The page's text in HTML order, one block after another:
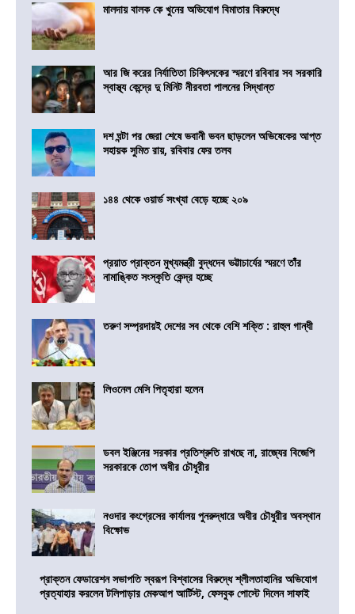
মালদায় বালক কে খুনের অভিযোগ বিমাতার বিরুদ্ধে
আর জি করের নির্যাতিতা চিকিৎসকের স্মরণে রবিবার সব সরকারি
স্বাস্থ্য কেন্দ্রে দু মিনিট নীরবতা পালনের সিদ্ধান্ত
দশ ঘন্টা পর জেরা শেষে ভবানী ভবন ছাড়লেন অভিষেকের আপ্ত
সহায়ক সুমিত রায়, রবিবার ফের তলব
১৪৪ থেকে ওয়ার্ড সংখ্যা বেড়ে হচ্ছে ২০৯
প্রয়াত প্রাক্তন মুখ্যমন্ত্রী বুদ্ধদেব ভট্টাচার্যের স্মরণে তাঁর
নামাঙ্কিত সংস্কৃতি কেন্দ্র হচ্ছে
তরুণ সম্প্রদায়ই দেশের সব থেকে বেশি শক্তি : রাহুল গান্ধী
লিওনেল মেসি পিতৃহারা হলেন
ডবল ইঞ্জিনের সরকার প্রতিশ্রুতি রাখছে না, রাজ্যের বিজেপি
সরকারকে তোপ অধীর চৌধুরীর
নওদার কংগ্রেসের কার্যালয় পুনরুদ্ধারে অধীর চৌধুরীর অবস্থান
বিক্ষোভ
প্রাক্তন ফেডারেশন সভাপতি স্বরূপ বিশ্বাসের বিরুদ্ধে শ্লীলতাহানির অভিযোগ
প্রত্যাহার করলেন টলিপাড়ার মেকআপ আর্টিস্ট, ফেসবুক পোস্টে দিলেন সাফাই